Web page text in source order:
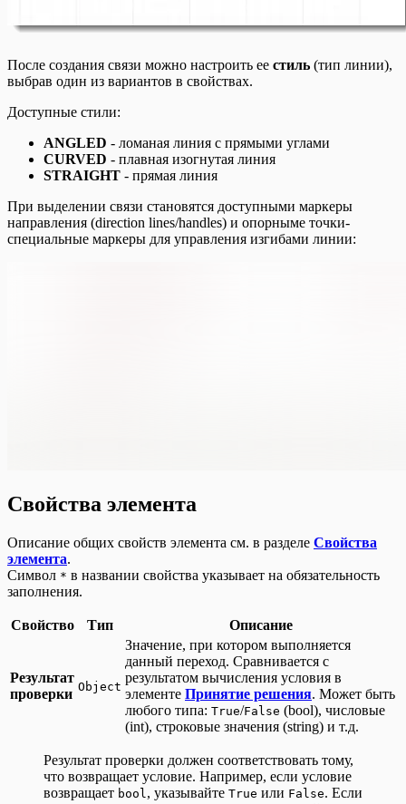
После создания связи можно настроить ее стиль (тип линии),
выбрав один из вариантов в свойствах.
Доступные стили:
ANGLED - ломаная линия с прямыми углами
CURVED - плавная изогнутая линия
STRAIGHT - прямая линия
При выделении связи становятся доступными маркеры
направления (direction lines/handles) и опорныме точки-
специальные маркеры для управления изгибами линии:
Свойства элемента
Описание общих свойств элемента см. в разделе Свойства
элемента.
Символ * в названии свойства указывает на обязательность
заполнения.
Свойство Тип Описание
Результат
проверки Object
Значение, при котором выполняется
данный переход. Сравнивается с
результатом вычисления условия в
элементе Принятие решения. Может быть
любого типа: True/False (bool), числовые
(int), строковые значения (string) и т.д.
Результат проверки должен соответствовать тому,
что возвращает условие. Например, если условие
возвращает bool, указывайте True или False. Если